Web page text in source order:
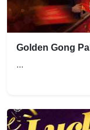
Golden Gong
...